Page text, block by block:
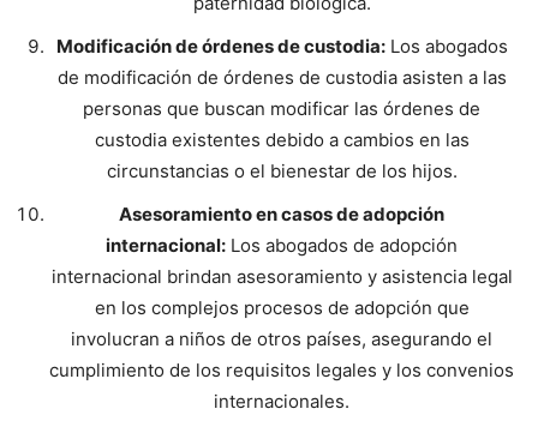
Modificación de órdenes de custodia:Los abogados
de modificación de órdenes de custodia asisten a las
personas que buscan modificar las órdenes de
custodia existentes debido a cambios en las
circunstancias o el bienestar de los hijos.
Asesoramiento en casos de adopción
internacional: Los abogados de adopción
internacional brindan asesoramiento y asistencia legal
en los complejos procesos de adopción que
involucran a niños de otros países, asegurando el
cumplimiento de los requisitos legales y los convenios
internacionales.